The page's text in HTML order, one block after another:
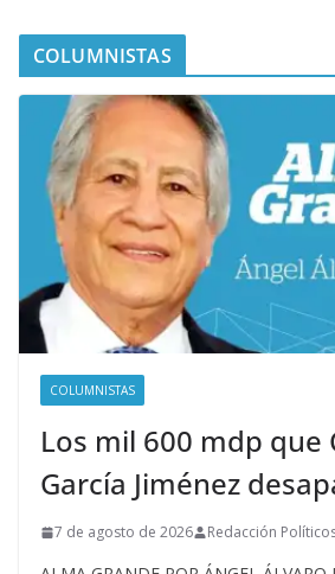
COLUMNISTAS
COLUMNISTAS
Los mil 600 mdp que
García Jiménez
7 de agosto de 2026 Redacción